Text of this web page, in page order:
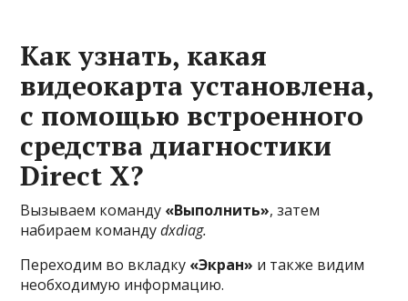
Как узнать, какая
видеокарта установлена,
с помощью встроенного
средства диагностики
Direct X?
Вызываем команду «Выполнить», затем
набираем командуdxdiag.
Переходим во вкладку «Экран» и также видим
необходимую информацию.